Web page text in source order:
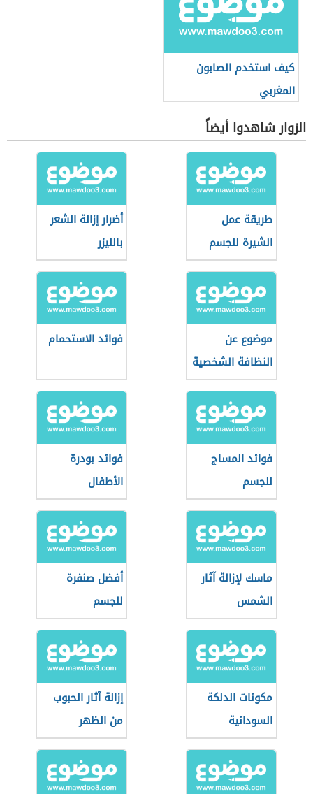
كيف استخدم الصابون
المغربي
الزوار شاهدوا أيضاً
طريقة عمل
الشيرة للجسم
أضرار إزالة الشعر
بالليزر
موضوع عن
النظافة الشخصية
فوائد الاستحمام
فوائد المساج
للجسم
فوائد بودرة
الأطفال
ماسك لإزالة آثار
الشمس
أفضل صنفرة
للجسم
مكونات الدلكة
السودانية
إزالة آثار الحبوب
من الظهر